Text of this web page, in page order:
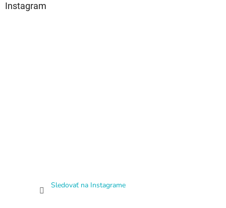
Instagram
Sledovať na Instagrame